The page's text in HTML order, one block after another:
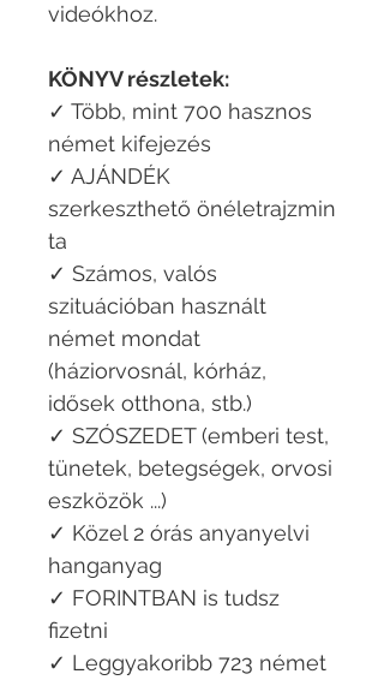
videókhoz.
KÖNYV részletek:
✓ Több, mint 700 hasznos
német kifejezés
✓ AJÁNDÉK
szerkeszthető önéletrajzmin
ta
✓ Számos, valós
szituációban használt
német mondat
(háziorvosnál, kórház,
idősek otthona, stb.)
✓ SZÓSZEDET (emberi test,
tünetek, betegségek, orvosi
eszközök ...)
✓ Közel 2 órás anyanyelvi
hanganyag
✓ FORINTBAN is tudsz
fizetni
✓ Leggyakoribb 723 német